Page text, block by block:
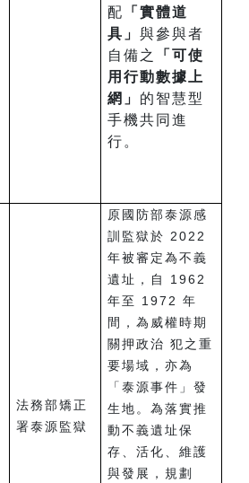
配
「實體道
具」 與參與者
自備之
「可使
用行動數據上
網」 的智慧型
手機共同進
行。
法務部矯正
署泰源監獄
原國防部泰源感
訓監獄於 2022
年被審定為不義
遺址，自 1962
年至 1972 年
間，為威權時期
關押政治 犯之重
要場域，亦為
「泰源事件」發
生地。為落實推
動不義遺址保
存、活化、維護
與發展，規劃